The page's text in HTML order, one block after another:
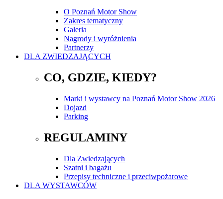
O Poznań Motor Show
Zakres tematyczny
Galeria
Nagrody i wyróżnienia
Partnerzy
DLA ZWIEDZAJĄCYCH
CO, GDZIE, KIEDY?
Marki i wystawcy na Poznań Motor Show 2026
Dojazd
Parking
REGULAMINY
Dla Zwiedzających
Szatni i bagażu
Przepisy techniczne i przeciwpożarowe
DLA WYSTAWCÓW